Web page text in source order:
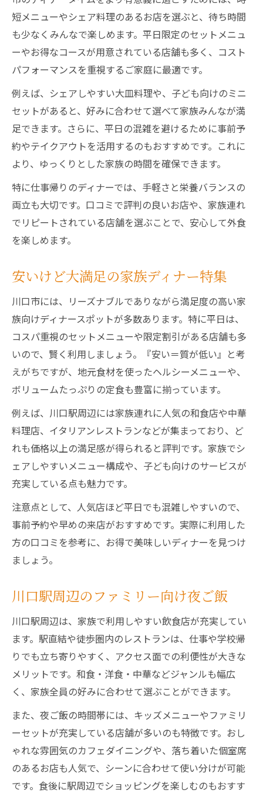
短メニューやシェア料理のあるお店を選ぶと、待ち時間
も少なくみんなで楽しめます。平日限定のセットメニュ
ーやお得なコースが用意されている店舗も多く、コスト
パフォーマンスを重視するご家庭に最適です。
例えば、シェアしやすい大皿料理や、子ども向けのミニ
セットがあると、好みに合わせて選べて家族みんなが満
足できます。さらに、平日の混雑を避けるために事前予
約やテイクアウトを活用するのもおすすめです。これに
より、ゆっくりとした家族の時間を確保できます。
特に仕事帰りのディナーでは、手軽さと栄養バランスの
両立も大切です。口コミで評判の良いお店や、家族連れ
でリピートされている店舗を選ぶことで、安心して外食
を楽しめます。
安いけど大満足の家族ディナー特集
川口市には、リーズナブルでありながら満足度の高い家
族向けディナースポットが多数あります。特に平日は、
コスパ重視のセットメニューや限定割引がある店舗も多
いので、賢く利用しましょう。『安い＝質が低い』と考
えがちですが、地元食材を使ったヘルシーメニューや、
ボリュームたっぷりの定食も豊富に揃っています。
例えば、川口駅周辺には家族連れに人気の和食店や中華
料理店、イタリアンレストランなどが集まっており、ど
れも価格以上の満足感が得られると評判です。家族でシ
ェアしやすいメニュー構成や、子ども向けのサービスが
充実している点も魅力です。
注意点として、人気店ほど平日でも混雑しやすいので、
事前予約や早めの来店がおすすめです。実際に利用した
方の口コミを参考に、お得で美味しいディナーを見つけ
ましょう。
川口駅周辺のファミリー向け夜ご飯
川口駅周辺は、家族で利用しやすい飲食店が充実してい
ます。駅直結や徒歩圏内のレストランは、仕事や学校帰
りでも立ち寄りやすく、アクセス面での利便性が大きな
メリットです。和食・洋食・中華などジャンルも幅広
く、家族全員の好みに合わせて選ぶことができます。
また、夜ご飯の時間帯には、キッズメニューやファミリ
ーセットが充実している店舗が多いのも特徴です。おし
ゃれな雰囲気のカフェダイニングや、落ち着いた個室席
のあるお店も人気で、シーンに合わせて使い分けが可能
です。食後に駅周辺でショッピングを楽しむのもおすす